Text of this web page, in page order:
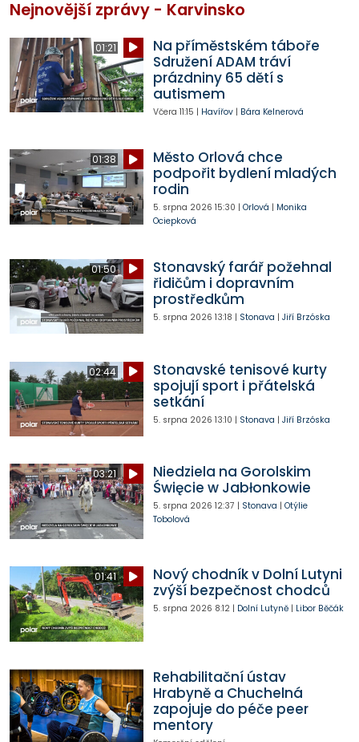
Nejnovější zprávy - Karvinsko
01:21
Na příměstském táboře
Sdružení ADAM tráví
prázdniny 65 dětí s
autismem
Včera 11:15 | Havířov| Bára Kelnerová
01:38
Město Orlová chce
podpořit bydlení mladých
rodin
5. srpna 2026 15:30 | Orlová | Monika
Ociepková
01:50
Stonavský farář požehnal
řidičům i dopravním
prostředkům
5. srpna 2026 13:18 | Stonava | Jiří Brzóska
02:44
Stonavské tenisové kurty
spojují sport i přátelská
setkání
5. srpna 2026 13:10 | Stonava | Jiří Brzóska
03:21
Niedziela na Gorolskim
Święcie w Jabłonkowie
5. srpna 2026 12:37 | Stonava | Otýlie
Tobolová
01:41
Nový chodník v Dolní Lutyni
zvýší bezpečnost chodců
5. srpna 2026 8:12| Dolní Lutyně| Libor Běčák
Rehabilitační ústav
Hrabyně a Chuchelná
zapojuje do péče peer
mentory